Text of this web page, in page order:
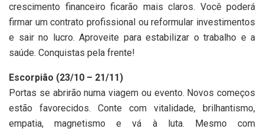
crescimento financeiro ficarão mais claros. Você poderá
firmar um contrato profissional ou reformular investimentos
e sair no lucro. Aproveite para estabilizar o trabalho e a
saúde. Conquistas pela frente!
Escorpião (23/10 – 21/11)
Portas se abrirão numa viagem ou evento. Novos começos
estão favorecidos. Conte com vitalidade, brilhantismo,
empatia, magnetismo e vá à luta. Mesmo com